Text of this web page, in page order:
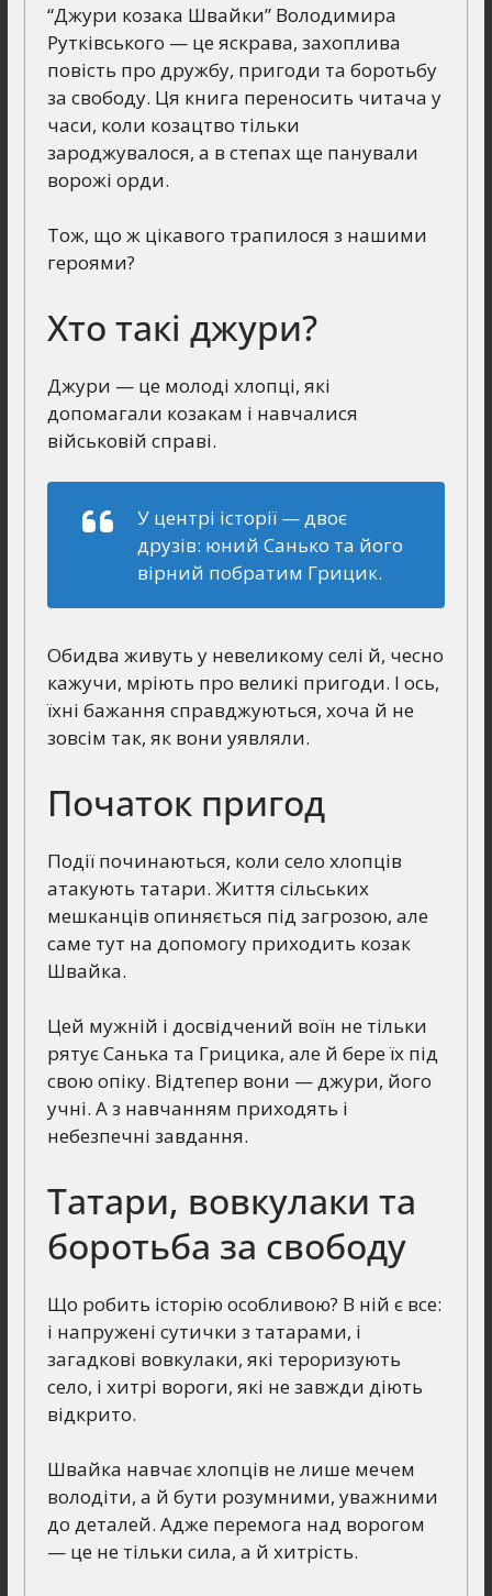
“Джури козака Швайки” Володимира
Рутківського — це яскрава, захоплива
повість про дружбу, пригоди та боротьбу
за свободу. Ця книга переносить читача у
часи, коли козацтво тільки
зароджувалося, а в степах ще панували
ворожі орди.
Тож, що ж цікавого трапилося з нашими
героями?
Хто такі джури?
Джури — це молоді хлопці, які
допомагали козакам і навчалися
військовій справі.
У центрі історії — двоє
друзів: юний Санько та його
вірний побратим Грицик.
Обидва живуть у невеликому селі й, чесно
кажучи, мріють про великі пригоди. І ось,
їхні бажання справджуються, хоча й не
зовсім так, як вони уявляли.
Початок пригод
Події починаються, коли село хлопців
атакують татари. Життя сільських
мешканців опиняється під загрозою, але
саме тут на допомогу приходить козак
Швайка.
Цей мужній і досвідчений воїн не тільки
рятує Санька та Грицика, але й бере їх під
свою опіку. Відтепер вони — джури, його
учні. А з навчанням приходять і
небезпечні завдання.
Татари, вовкулаки та
боротьба за свободу
Що робить історію особливою? В ній є все:
і напружені сутички з татарами, і
загадкові вовкулаки, які тероризують
село, і хитрі вороги, які не завжди діють
відкрито.
Швайка навчає хлопців не лише мечем
володіти, а й бути розумними, уважними
до деталей. Адже перемога над ворогом
— це не тільки сила, а й хитрість.